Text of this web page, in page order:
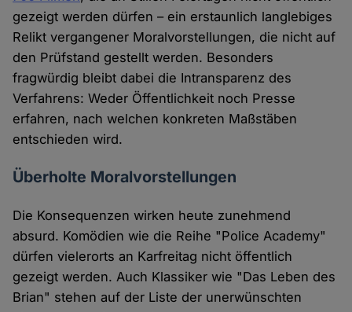
gezeigt werden dürfen – ein erstaunlich langlebiges
Relikt vergangener Moralvorstellungen, die nicht auf
den Prüfstand gestellt werden. Besonders
fragwürdig bleibt dabei die Intransparenz des
Verfahrens: Weder Öffentlichkeit noch Presse
erfahren, nach welchen konkreten Maßstäben
entschieden wird.
Überholte Moralvorstellungen
Die Konsequenzen wirken heute zunehmend
absurd. Komödien wie die Reihe "Police Academy"
dürfen vielerorts an Karfreitag nicht öffentlich
gezeigt werden. Auch Klassiker wie "Das Leben des
Brian" stehen auf der Liste der unerwünschten